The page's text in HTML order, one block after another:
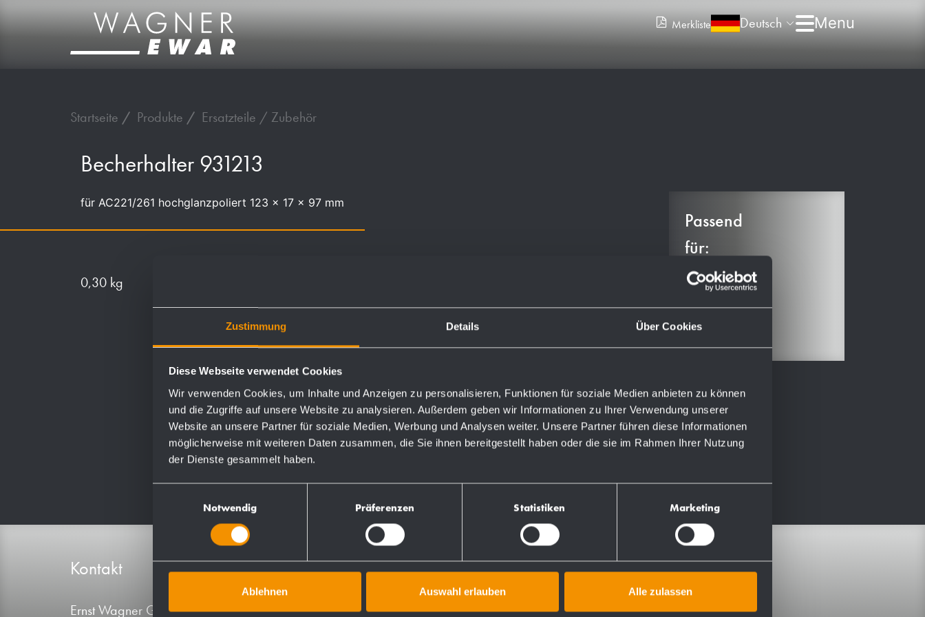
Zustimmung Details Über Cookies
Diese Webseite verwendet Cookies
Wir verwenden Cookies, um Inhalte und Anzeigen zu personalisieren, Funktionen für soziale Medien anbieten zu können
und die Zugriffe auf unsere Website zu analysieren. Außerdem geben wir Informationen zu Ihrer Verwendung unserer
Website an unsere Partner für soziale Medien, Werbung und Analysen weiter. Unsere Partner führen diese Informationen
möglicherweise mit weiteren Daten zusammen, die Sie ihnen bereitgestellt haben oder die sie im Rahmen Ihrer Nutzung
der Dienste gesammelt haben.
Notwendig Präferenzen Statistiken Marketing
Ablehnen Auswahl erlauben Alle zulassen
Merkliste Deutsch
Startseite Produkte Ersatzteile / Zubehör
Becherhalter 931213
für AC221/261 hochglanzpoliert 123 x 17 x 97 mm
0,30 kg
Passend
für:
AC221
AC261
Kontakt
Ernst Wagner GmbH & Co. KG
Produktlinien
A-Linie
Weitere Produkte
Ersatzteile/Zubehör
Infomaterial
Montage- &